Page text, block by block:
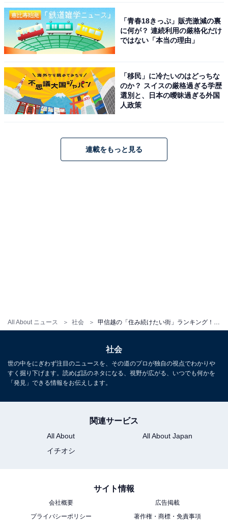
All About ニュース 社会
に対して、そう思う：100点、どちらかと言えばそう思
う：75点、どちらでもない：50点、どちらかと言えばそ
う思わない：25点、そう思わない：0点とした場合の平
均値でランキングを作成しています。
＞10位までの全ランキング結果を見る
山梨県の住みたい街ランキング！ 3位「北杜市」、2位
【関連リンク】
「青春18きっぷ」販売激減の裏
に何が？ 連続利用の厳格化だけ
ではない「本当の理由」
「移民」に冷たいのはどっちな
のか？ スイスの厳格過ぎる学歴
選別と、日本の曖昧過ぎる外国
人政策
連載をもっと見る
社会
世の中をにぎわず注目のニュースを、その道のプロが独自の視点でわかりや
すく掘り下げます。読めば話のネタになる、視野が広がる、いつでも何かを
「発見」できる情報をお伝えします。
関連サービス
All About
All About Japan
イチオシ
サイト情報
会社概要
広告掲載
プライバシーポリシー
著作権・商標・免責事項